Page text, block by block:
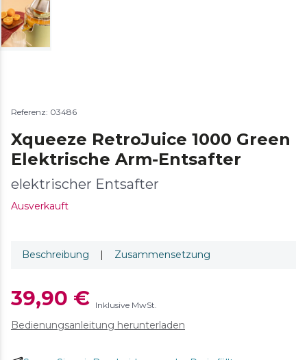
Referenz: 03486
Xqueeze RetroJuice 1000 Green
Elektrische Arm-Entsafter
elektrischer Entsafter
Ausverkauft
Beschreibung | Zusammensetzung
39,90 € Inklusive MwSt.
Bedienungsanleitung herunterladen